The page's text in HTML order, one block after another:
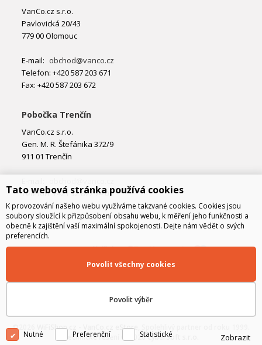
VanCo.cz s.r.o.
Pavlovická 20/43
779 00 Olomouc
E-mail: obchod@vanco.cz
Telefon: +420 587 203 671
Fax: +420 587 203 672
Pobočka Trenčín
VanCo.cz s.r.o.
Gen. M. R. Štefánika 372/9
911 01 Trenčín
Telefon: +421 32 877 74 02
©2026 WiFiShop.cz - VanCo.cz eStore
Technické řešení © 2026CyberSoft s.r.o.
Tato webová stránka používá cookies
K provozování našeho webu využíváme takzvané cookies. Cookies jsou
soubory sloužící k přizpůsobení obsahu webu, k měření jeho funkčnosti a
obecně k zajištění vaší maximální spokojenosti. Dejte nám vědět o svých
preferencích.
Povolit výběr
Povolit všechny cookies
Nutné Preferenční Statistické
Zobrazit